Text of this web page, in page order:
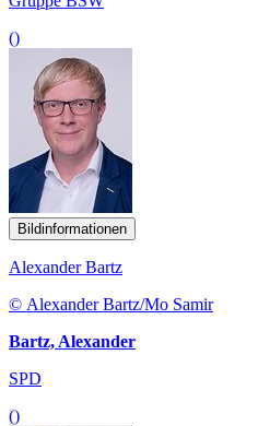
()
Bildinformationen
Alexander Bartz
© Alexander Bartz/Mo Samir
Bartz, Alexander
SPD
()